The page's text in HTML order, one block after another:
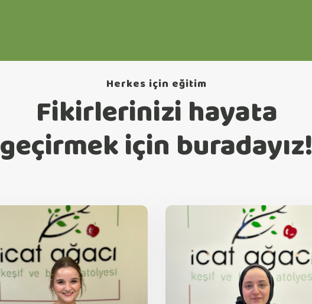
Herkes için eğitim
Fikirlerinizi hayata
geçirmek için buradayız!
Atölyeler
İlkokul Ortaokul